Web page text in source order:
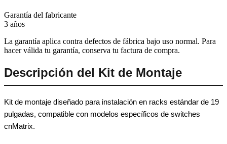
Garantía del fabricante
3 años
La garantía aplica contra defectos de fábrica bajo uso normal. Para
hacer válida tu garantía, conserva tu factura de compra.
Descripción del Kit de Montaje
Kit de montaje diseñado para instalación en racks estándar de 19
pulgadas, compatible con modelos específicos de switches
cnMatrix.